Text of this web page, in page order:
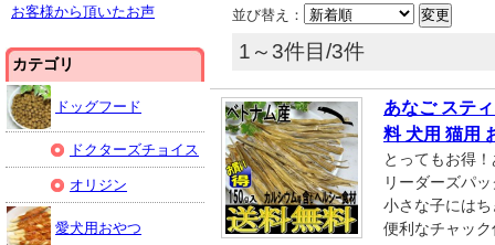
並び替え：
1～3件目/3件
あなご ステ
料 犬用 猫用
とってもお得
リーダーズパ
小さな子には
便利なチャッ
お客様から頂いたお声
カテゴリ
ドッグフード
ドクターズチョイス
オリジン
愛犬用おやつ